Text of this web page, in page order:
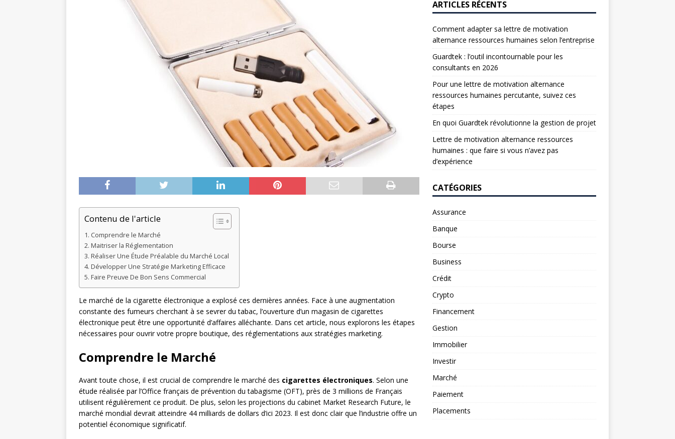
Contenu de l'article
Comprendre le Marché
Maitriser la Réglementation
Réaliser Une Étude Préalable du Marché Local
Développer Une Stratégie Marketing Efficace
Faire Preuve De Bon Sens Commercial
Le marché de la cigarette électronique a explosé ces dernières années. Face à une augmentation
constante des fumeurs cherchant à se sevrer du tabac, l’ouverture d’un magasin de cigarettes
électronique peut être une opportunité d’affaires alléchante. Dans cet article, nous explorons les étapes
nécessaires pour ouvrir votre propre boutique, des réglementations aux stratégies marketing.
Comprendre le Marché
Avant toute chose, il est crucial de comprendre le marché des cigarettes électroniques. Selon une
étude réalisée par l’Office français de prévention du tabagisme (OFT), près de 3 millions de Français
utilisent régulièrement ce produit. De plus, selon les projections du cabinet Market Research Future, le
marché mondial devrait atteindre 44 milliards de dollars d’ici 2023. Il est donc clair que l’industrie offre un
potentiel économique significatif.
ARTICLES RÉCENTS
Comment adapter sa lettre de motivation
alternance ressources humaines selon l’entreprise
Guardtek : l’outil incontournable pour les
consultants en 2026
Pour une lettre de motivation alternance
ressources humaines percutante, suivez ces
étapes
En quoi Guardtek révolutionne la gestion de projet
Lettre de motivation alternance ressources
humaines : que faire si vous n’avez pas
d’expérience
CATÉGORIES
Assurance
Banque
Bourse
Business
Crédit
Crypto
Financement
Gestion
Immobilier
Investir
Marché
Paiement
Placements